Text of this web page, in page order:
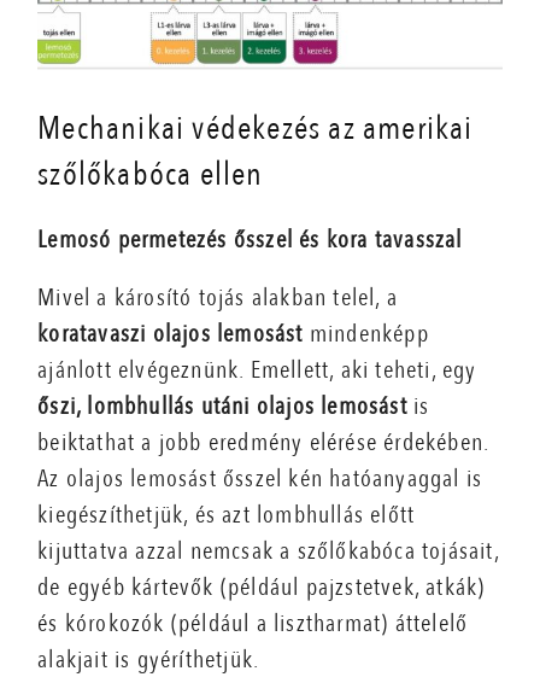
Mechanikai védekezés az amerikai
szőlőkabóca ellen
Lemosó permetezés ősszel és kora tavasszal
Mivel a károsító tojás alakban telel, a
koratavaszi olajos lemosást mindenképp
ajánlott elvégeznünk. Emellett, aki teheti, egy
őszi, lombhullás utáni olajos lemosástis
beiktathat a jobb eredmény elérése érdekében.
Az olajos lemosást ősszel kén hatóanyaggal is
kiegészíthetjük, és azt lombhullás előtt
kijuttatva azzal nemcsak a szőlőkabóca tojásait,
de egyéb kártevők (például pajzstetvek, atkák)
és kórokozók (például a lisztharmat) áttelelő
alakjait is gyéríthetjük.